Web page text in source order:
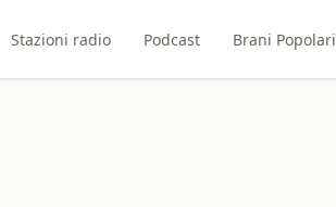
Stazioni radio Podcast Brani Popolari